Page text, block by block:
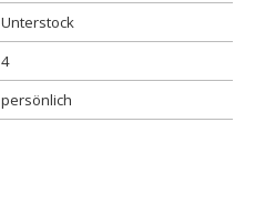
Unterstock
4
persönlich